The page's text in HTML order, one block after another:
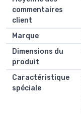
commentaires
client
Marque
Dimensions du
produit
Caractéristique
spéciale